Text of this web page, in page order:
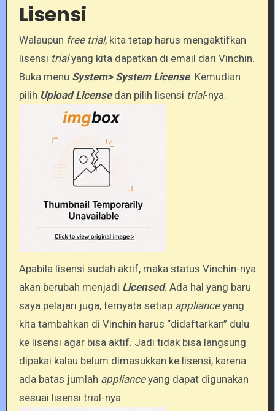
Lisensi
Walaupun free trial, kita tetap harus mengaktifkan
lisensi trialyang kita dapatkan di email dari Vinchin.
Buka menu System> System License. Kemudian
pilih Upload Licensedan pilih lisensi trial-nya.
Apabila lisensi sudah aktif, maka status Vinchin-nya
akan berubah menjadi Licensed. Ada hal yang baru
saya pelajari juga, ternyata setiap applianceyang
kita tambahkan di Vinchin harus “didaftarkan” dulu
ke lisensi agar bisa aktif. Jadi tidak bisa langsung
dipakai kalau belum dimasukkan ke lisensi, karena
ada batas jumlah applianceyang dapat digunakan
sesuai lisensi trial-nya.